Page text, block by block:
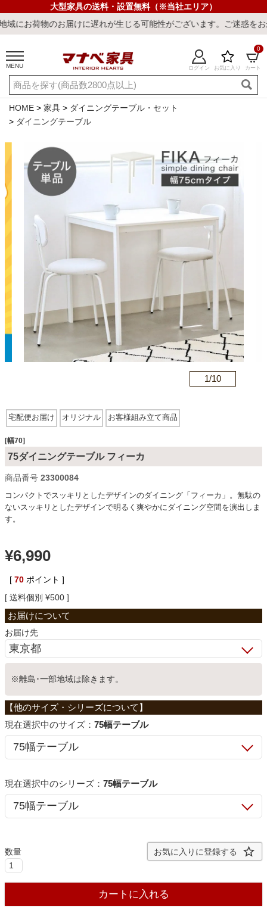
大型家具の送料・設置無料（※当社エリア）
お届けに遅れが生じる可能性がございます。ご迷惑をおかけしま
MENU ログイン お気に入り カート
0
ご利用ガイド 新規会員登録
店舗一覧 閲覧履歴
よくある質問
キーワード・商品番号で探す
最短発送 ワークデスク
カテゴリから探す
ソファ
ダイニングテーブル・セット
椅子・チェア
食器棚・キッチン収納
ベッド
収納家具
ホームオフィス
こたつ
寝具
ファブリック
HOME 家具
ダイニングテーブル・セット
ダイニングテーブル
1/10
宅配便お届け オリジナル お客様組み立て商品
[幅70]
75ダイニングテーブル フィーカ
商品番号 23300084
コンパクトでスッキリとしたデザインのダイニング「フィーカ」。無駄の
ないスッキリとしたデザインで明るく爽やかにダイニング空間を演出しま
す。
¥6,990
[ 70 ポイント ]
送料個別 ¥500
お届け先
※離島･一部地域は除きます。
サイズ： 75幅テーブル
シリーズ： 75幅テーブル
お気に入りに登録する
カートに入れる